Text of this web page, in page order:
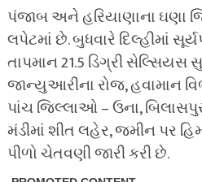
પંજાબ અને હરિયાણાના ઘણા
લપેટમાં છે. બુધવારે દિલ્હીમાં
તાપમાન 21.5 ડિગ્રી
જાન્યુઆરીના રોજ, હવામાન
પાંચ જિલ્લાઓ – ઉના,
મંડીમાં શીત લહેર, જમીન પર
પીળો ચેતવણી જારી કરી છે.